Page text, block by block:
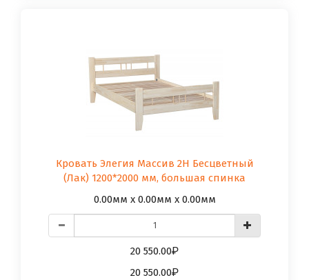
Кровать Элегия Массив 2Н Бесцветный
(Лак) 1200*2000 мм, большая спинка
0.00мм x 0.00мм x 0.00мм
20 550.00
20 550.00